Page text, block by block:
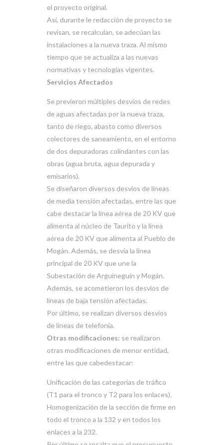
el proyecto original.
Así, durante le redacción de proyecto se
revisan, se recalculan, se adecúan las
instalaciones a la nueva traza. Al mismo
tiempo que se actualiza a las nuevas
normativas y tecnologías vigentes.
Servicios Afectados
Se previeron múltiples desvíos de redes
de aguas afectadas por la nueva traza,
tanto de riego, abasto como diversos
colectores de saneamiento, en el entorno
de dos depuradoras colindantes con las
obras (agua bruta, agua depurada y
emisarios).
Se diseñaron diversos desvíos de líneas
de media tensión afectadas, entre las que
cabe destacar la línea aérea de 20 KV que
alimenta al núcleo de Taurito y la línea
aérea de 20 KV que alimenta al Pueblo de
Mogán. Además, se desvía la línea
principal de 20 KV que une la
Subestación de Arguineguín y Mogán.
Además, se acometieron los desvíos de
líneas de baja tensión afectadas.
Por último, se realizan diversos desvíos
de líneas de telefonía.
Otras modificaciones: se realizaron
otras modificaciones de menor entidad,
entre las que cabedestacar:
Unificación de las categorías de tráfico
(T1 para el tronco y T2 para los enlaces).
Homogenización de la sección de firme en
todo el tronco a la 132 y en todos los
enlaces a la 232.